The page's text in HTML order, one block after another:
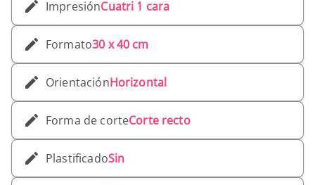
ImpresiónCuatri 1 cara
Formato30 x 40 cm
OrientaciónHorizontal
Forma de corteCorte recto
PlastificadoSin